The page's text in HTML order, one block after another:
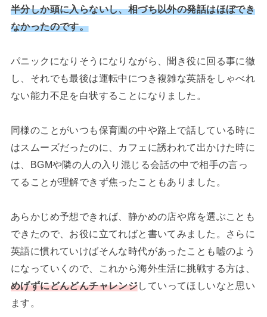
半分しか頭に入らないし、相づち以外の発話はほぼでき
なかったのです。
パニックになりそうになりながら、聞き役に回る事に徹
し、それでも最後は運転中につき複雑な英語をしゃべれ
ない能力不足を白状することになりました。
同様のことがいつも保育園の中や路上で話している時に
はスムーズだったのに、カフェに誘われて出かけた時に
は、BGMや隣の人の入り混じる会話の中で相手の言っ
てることが理解できず焦ったこともありました。
あらかじめ予想できれば、静かめの店や席を選ぶことも
できたので、お役に立てればと書いてみました。さらに
英語に慣れていけばそんな時代があったことも嘘のよう
になっていくので、これから海外生活に挑戦する方は、
めげずにどんどんチャレンジしていってほしいなと思い
ます。